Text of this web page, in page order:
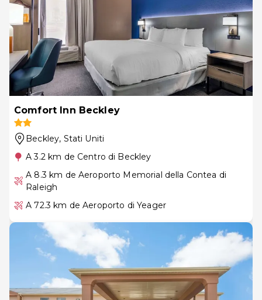
Comfort Inn Beckley
Beckley, Stati Uniti
A 3.2 km de Centro di Beckley
A 8.3 km de Aeroporto Memorial della Contea di
Raleigh
A 72.3 km de Aeroporto di Yeager